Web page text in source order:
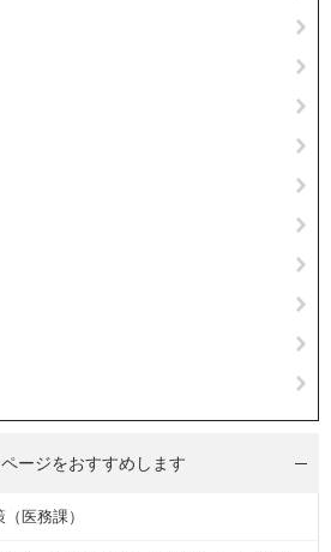
ージをおすすめします
医務課）